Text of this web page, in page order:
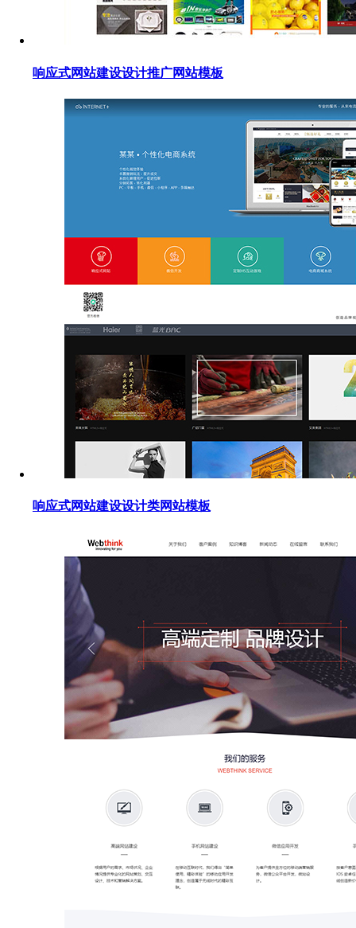
响应式网站建设设计推广网站模板
响应式网站建设设计类网站模板